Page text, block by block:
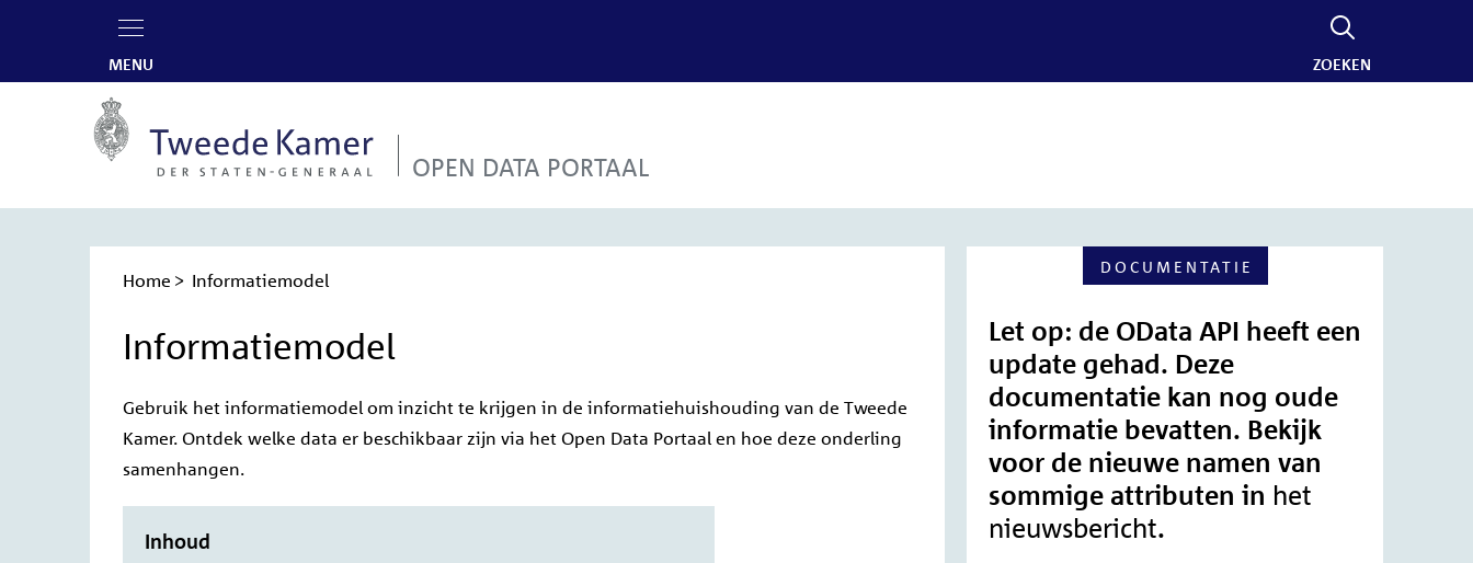
MENU ZOEKEN
OPEN DATA PORTAAL
Home Informatiemodel
Informatiemodel
Gebruik het informatiemodel om inzicht te krijgen in de informatiehuishouding van de Tweede
Kamer. Ontdek welke data er beschikbaar zijn via het Open Data Portaal en hoe deze onderling
samenhangen.
Inhoud
DOCUMENTATIE
Let op: de OData API heeft een
update gehad. Deze
documentatie kan nog oude
informatie bevatten. Bekijk
voor de nieuwe namen van
sommige attributen in het
nieuwsbericht.